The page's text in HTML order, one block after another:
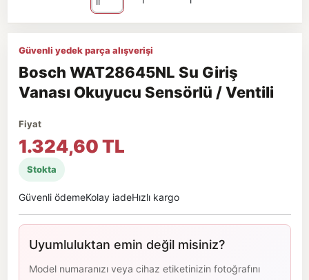
Güvenli yedek parça alışverişi
Bosch WAT28645NL Su Giriş
Vanası Okuyucu Sensörlü / Ventili
Fiyat
1.324,60 TL
Stokta
Güvenli ödemeKolay iadeHızlı kargo
Uyumluluktan emin değil misiniz?
Model numaranızı veya cihaz etiketinizin fotoğrafını